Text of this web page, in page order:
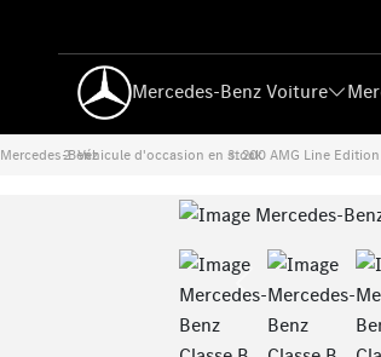
Mercedes-Benz Voiture
Mercedes-Benz
›
Véhicule d'occasion en stock
›
200 AMG Line Edition
Previous